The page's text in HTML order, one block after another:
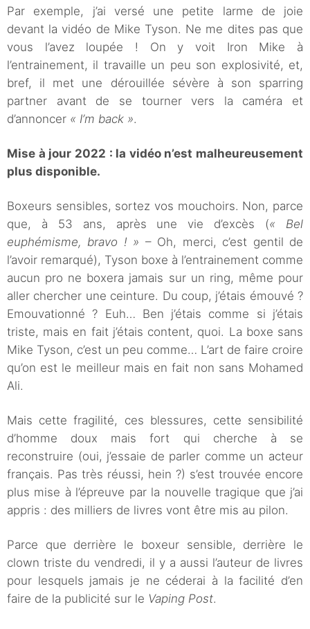
Par exemple, j’ai versé une petite larme de joie
devant la vidéo de Mike Tyson. Ne me dites pas que
vous l’avez loupée ! On y voit Iron Mike à
l’entrainement, il travaille un peu son explosivité, et,
bref, il met une dérouillée sévère à son sparring
partner avant de se tourner vers la caméra et
d’annoncer « I’m back ».
Mise à jour 2022 : la vidéo n’est malheureusement
plus disponible.
Boxeurs sensibles, sortez vos mouchoirs. Non, parce
que, à 53 ans, après une vie d’excès (« Bel
euphémisme, bravo ! » – Oh, merci, c’est gentil de
l’avoir remarqué), Tyson boxe à l’entrainement comme
aucun pro ne boxera jamais sur un ring, même pour
aller chercher une ceinture. Du coup, j’étais émouvé ?
Emouvationné ? Euh… Ben j’étais comme si j’étais
triste, mais en fait j’étais content, quoi. La boxe sans
Mike Tyson, c’est un peu comme… L’art de faire croire
qu’on est le meilleur mais en fait non sans Mohamed
Ali.
Mais cette fragilité, ces blessures, cette sensibilité
d’homme doux mais fort qui cherche à se
reconstruire (oui, j’essaie de parler comme un acteur
français. Pas très réussi, hein ?) s’est trouvée encore
plus mise à l’épreuve par la nouvelle tragique que j’ai
appris : des milliers de livres vont être mis au pilon.
Parce que derrière le boxeur sensible, derrière le
clown triste du vendredi, il y a aussi l’auteur de livres
pour lesquels jamais je ne céderai à la facilité d’en
faire de la publicité sur le Vaping Post.